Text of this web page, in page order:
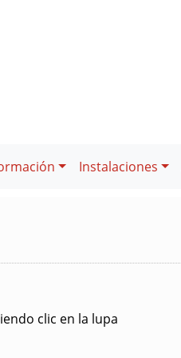
Instalaciones
clic en la lupa